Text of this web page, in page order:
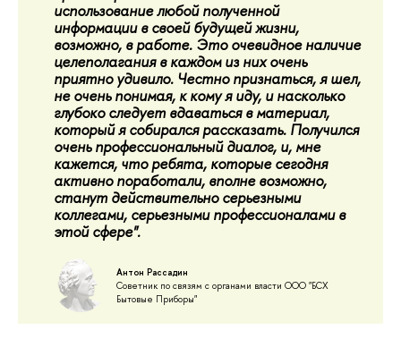
использование любой полученной
информации в своей будущей жизни,
возможно, в работе. Это очевидное наличие
целеполагания в каждом из них очень
приятно удивило. Честно признаться, я шел,
не очень понимая, к кому я иду, и насколько
глубоко следует вдаваться в материал,
который я собирался рассказать. Получился
очень профессиональный диалог, и, мне
кажется, что ребята, которые сегодня
активно поработали, вполне возможно,
станут действительно серьезными
коллегами, серьезными профессионалами в
этой сфере".
Антон Рассадин
Советник по связям с органами власти ООО "БСХ
Бытовые Приборы"